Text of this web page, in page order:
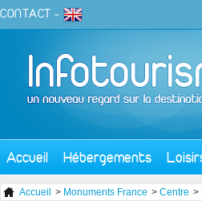
CONTACT -
Accueil Hébergements
Accueil > Monuments France > Centre >